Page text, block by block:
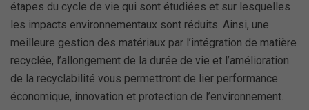
étapes du cycle de vie qui sont étudiées et sur lesquelles
les impacts environnementaux sont réduits. Ainsi, une
meilleure gestion des matériaux par l’intégration de matière
recyclée, l’allongement de la durée de vie et l’amélioration
de la recyclabilité vous permettront de lier performance
économique, innovation et protection de l’environnement.